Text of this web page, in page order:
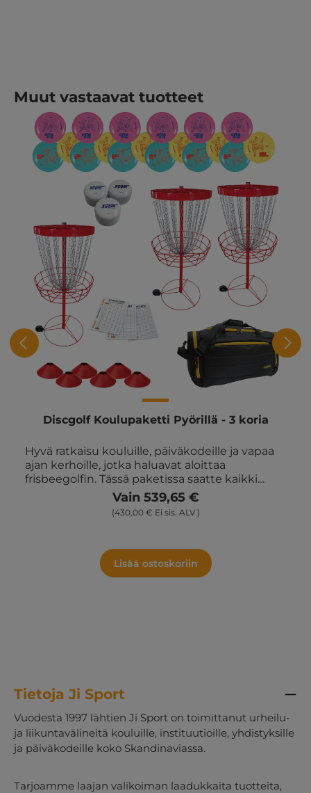
Ohita tuotegalleria
Muut vastaavat tuotteet
Discgolf Koulupaketti Pyörillä - 3 koria
Hyvä ratkaisu kouluille, päiväkodeille ja vapaa
ajan kerhoille, jotka haluavat aloittaa
frisbeegolfin. Tässä paketissa saatte kaikki
tarvittavat välineet, jotta voitte nopeasti
rakentaa radan ja aloittaa pelaamisen. Paketin
sisältö 3 kpl frisbeegolfkoritelineitä pyörillä 18
frisbeegolfmerkkejä 6 kpl tuloskorttivihkoja,
150 arkkia 6 kpl merkintäkiekkoja 1 kpl
frisbeegolflaukku Aktiivinen ja sosiaalinen
rakentaa kokonaisen frisbeegolfradan ja tarjota
ulkona uudenlaisen ja innostavan aktiviteetin.
Tuotteen tilaaminen on tarjouspyyntö. Kun
olemme vastaanottaneet tilauksenne,
laskemme toimitus ja kuljetuskustannukset ja
lähetämme kokonaishinnan hyväksyttäväksi.
hyväksyneet toimituskulut.
Vain 539,65 €
(430,00 € Ei sis. ALV )
Lisää ostoskoriin
Tietoja Ji Sport
Vuodesta 1997 lähtien Ji Sport on toimittanut urheilu-
ja liikuntavälineitä kouluille, instituutioille, yhdistyksille
ja päiväkodeille koko Skandinaviassa.
Tarjoamme laajan valikoiman laadukkaita tuotteita,